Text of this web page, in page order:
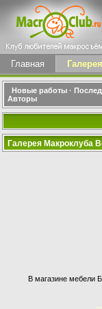
Главная Галерея
Новые работы ·
Авторы
Галерея Макроклуба
В магазине мебели